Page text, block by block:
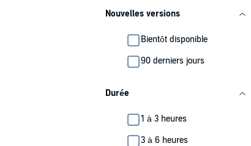
Nouvelles versions
Bientôt disponible
90 derniers jours
Durée
1 à 3 heures
3 à 6 heures